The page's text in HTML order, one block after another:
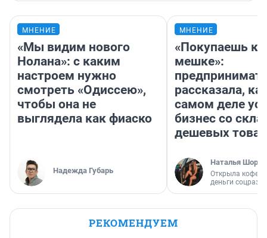
МНЕНИЕ
«Мы видим нового
Нолана»: с каким
настроем нужно
смотреть «Одиссею»,
чтобы она не
выглядела как фиаско
Надежда Губарь
МНЕНИЕ
«Покупаешь
мешке»:
рассказала,
самом деле
бизнес со
дешевых
Наталья
Открыла
деньги
РЕКОМЕНДУЕМ